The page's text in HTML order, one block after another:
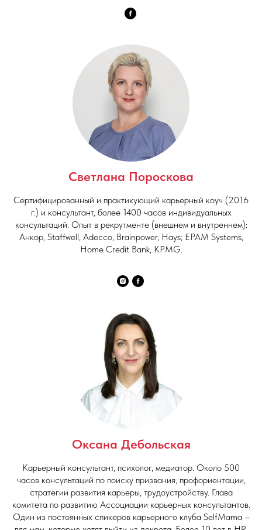
Светлана Пороскова
Сертифицированный и практикующий карьерный коуч (2016
г.) и консультант, более 1400 часов индивидуальных
консультаций. Опыт в рекрутменте (внешнем и внутреннем):
Анкор, Staffwell, Adecco, Brainpower, Hays; EPAM Systems,
Home Credit Bank, KPMG.
Оксана Дебольская
Карьерный консультант, психолог, медиатор. Около 500
часов консультаций по поиску призвания, профориентации,
стратегии развития карьеры, трудоустройству. Глава
комитета по развитию Ассоциации карьерных консультантов.
Один из постоянных спикеров карьерного клуба SelfMama –